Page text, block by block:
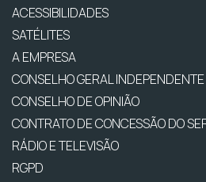
ACESSIBILIDADES
SATÉLITES
A EMPRESA
CONSELHO GERAL INDEPENDENTE
CONSELHO DE OPINIÃO
CONTRATO DE CONCESSÃO DO
RÁDIO E TELEVISÃO
RGPD